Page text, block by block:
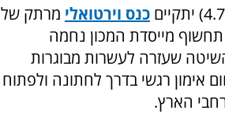
כנס וירטואלי מרתק של
מייסדת המכון נחמה
שעזרה לעשרות מבוגרות
אימון רגשי בדרך לחתונה ולפתוח
הארץ.